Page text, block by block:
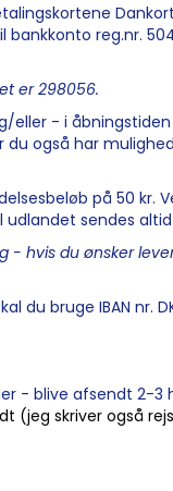
reg.nr.
er 298056.
eller - i
du også har
på 50 kr.
sendes
hvis du ønsker
bruge IBAN nr.
- blive afsendt 2-3
(jeg skriver også